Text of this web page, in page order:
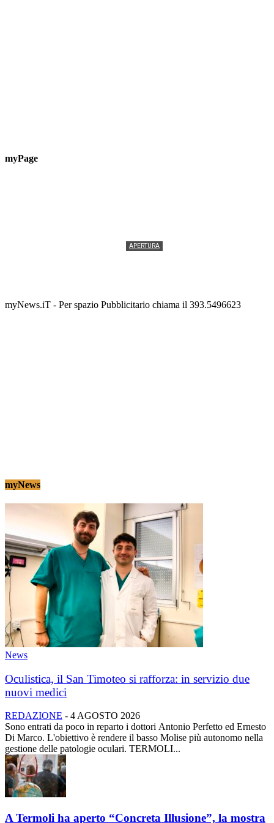
myPage
APERTURA
myNews.iT - Per spazio Pubblicitario chiama il 393.5496623
myNews
News
Oculistica, il San Timoteo si rafforza: in servizio due
nuovi medici
REDAZIONE - 4 AGOSTO 2026
Sono entrati da poco in reparto i dottori Antonio Perfetto ed Ernesto
Di Marco. L'obiettivo è rendere il basso Molise più autonomo nella
gestione delle patologie oculari. TERMOLI...
A Termoli ha aperto “Concreta Illusione”, la mostra